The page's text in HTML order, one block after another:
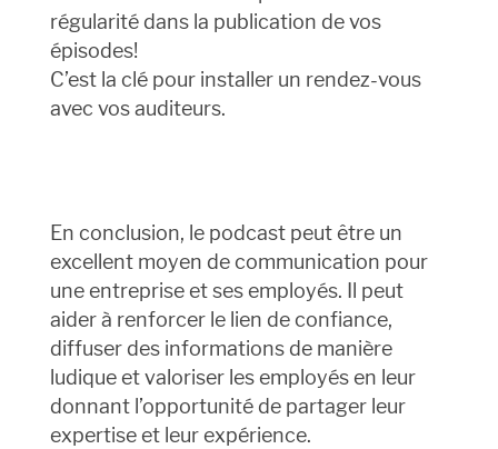
régularité dans la publication de vos
épisodes!
C’est la clé pour installer un rendez-vous
avec vos auditeurs.
En conclusion, le podcast peut être un
excellent moyen de communication pour
une entreprise et ses employés. Il peut
aider à renforcer le lien de confiance,
diffuser des informations de manière
ludique et valoriser les employés en leur
donnant l’opportunité de partager leur
expertise et leur expérience.